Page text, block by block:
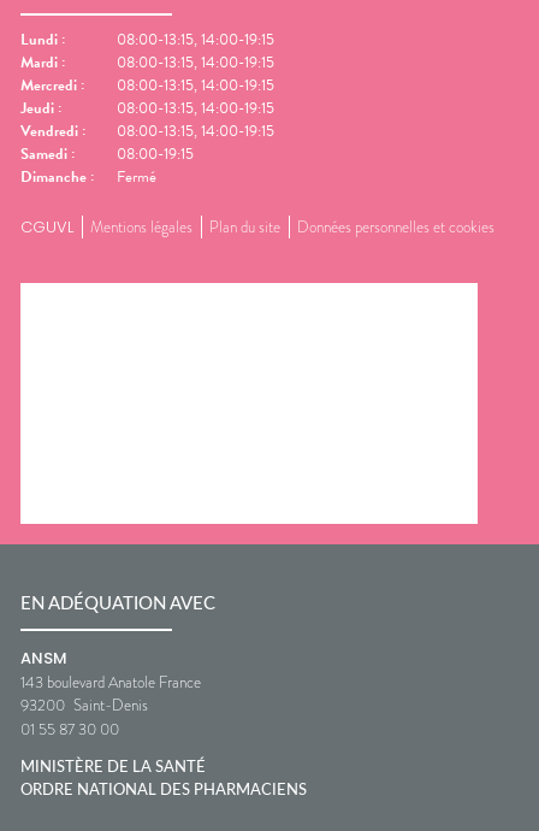
Lundi :
08:00-13:15, 14:00-19:15
Mardi :
08:00-13:15, 14:00-19:15
Mercredi :
08:00-13:15, 14:00-19:15
Jeudi :
08:00-13:15, 14:00-19:15
Vendredi :
08:00-13:15, 14:00-19:15
Samedi :
08:00-19:15
Dimanche : Fermé
CGUVL Mentions légales Plan du site Données personnelles et cookies
EN ADÉQUATION AVEC
ANSM
143 boulevard Anatole France
93200 Saint-Denis
01 55 87 30 00
MINISTÈRE DE LA SANTÉ
ORDRE NATIONAL DES PHARMACIENS